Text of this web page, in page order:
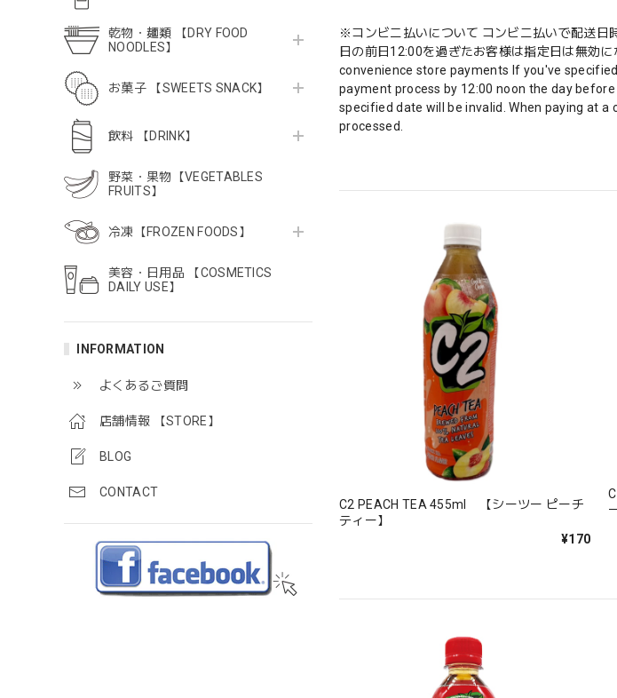
乾物・麺類 【DRY FOOD
NOODLES】
お菓子 【SWEETS SNACK】
飲料 【DRINK】
野菜・果物【VEGETABLES
FRUITS】
冷凍【FROZEN FOODS】
美容・日用品 【COSMETICS
DAILY USE】
INFORMATION
よくあるご質問
店舗情報 【STORE】
BLOG
CONTACT
※コンビニ払いについて コンビニ払いで配送日
日の前日12:00を過ぎたお客様は指定日は無効
convenience store payments If you've
payment process by 12:00 noon the day
specified date will be invalid. When paying at
processed.
C2 PEACH TEA 455ml 【シーツー ピーチ
ティー】
¥170